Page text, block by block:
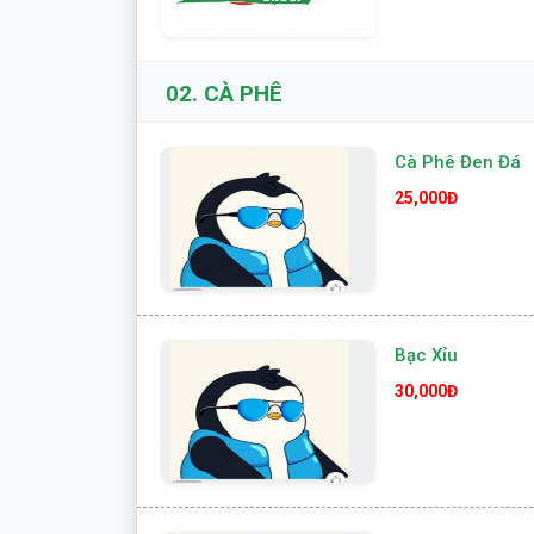
02. CÀ PHÊ
Cà Phê Đen Đá
25,000Đ
Bạc Xỉu
30,000Đ